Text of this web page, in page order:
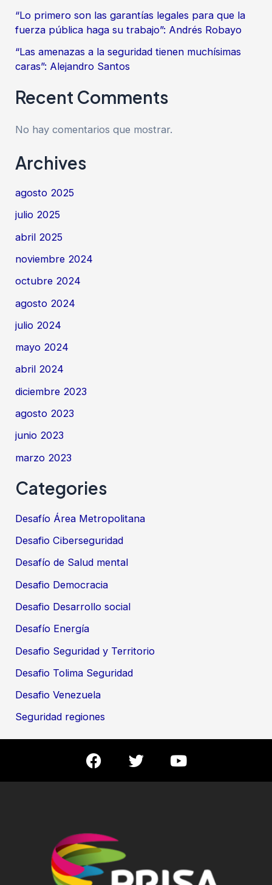
“Lo primero son las garantías legales para que la
fuerza pública haga su trabajo”: Andrés Robayo
“Las amenazas a la seguridad tienen muchísimas
caras”: Alejandro Santos
Recent Comments
No hay comentarios que mostrar.
Archives
agosto 2025
julio 2025
abril 2025
noviembre 2024
octubre 2024
agosto 2024
julio 2024
mayo 2024
abril 2024
diciembre 2023
agosto 2023
junio 2023
marzo 2023
Categories
Desafío Área Metropolitana
Desafio Ciberseguridad
Desafío de Salud mental
Desafio Democracia
Desafio Desarrollo social
Desafío Energía
Desafio Seguridad y Territorio
Desafio Tolima Seguridad
Desafio Venezuela
Seguridad regiones
F
a
c
o
k
T
w
i
Y
o
u